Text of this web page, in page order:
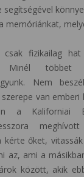
segítségével
memóriánkat,
fizikailag hat
Minél többet
Nem
van emberi
a Kaliforniai
kérte őket,
az, ami a
között, akik